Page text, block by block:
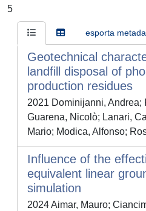
5
esporta
Geotechnical
landfill disposal of
production residues
2021 Dominijanni, Andrea;
Guarena, Nicolò; Lanari,
Mario; Modica, Alfonso;
Influence of the
equivalent linear
simulation
2024 Aimar, Mauro;